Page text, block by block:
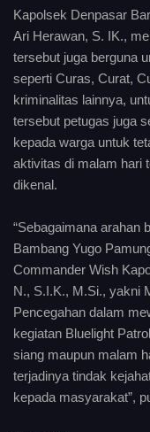
Kapolsek Denpasar
Ari Herawan, S. IK.,
tersebut juga berguna
seperti Curas, Curat,
kriminalitas lainnya,
tersebut petugas juga
kepada warga untuk
aktivitas di malam hari
dikenal.
“Sebagaimana arahan
Bambang Yugo
Commander Wish
N., S.I.K., M.Si., yakni
Pencegahan dalam
kegiatan Bluelight
siang maupun malam
terjadinya tindak
kepada masyarakat”,